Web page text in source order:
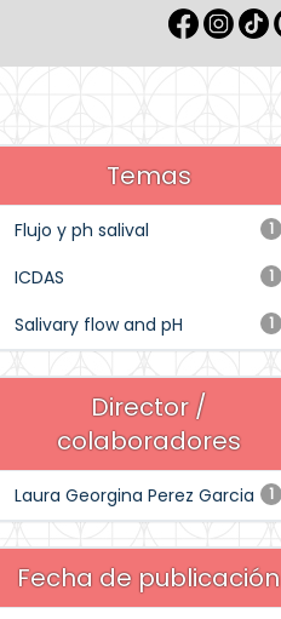
Temas
1
Flujo y ph salival
1
ICDAS
1
Salivary flow and pH
Director /
colaboradores
1
Laura Georgina Perez Garcia
Fecha de publicación